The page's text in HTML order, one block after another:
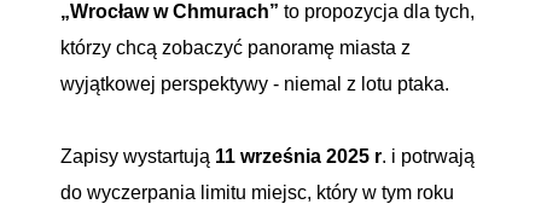
„Wrocław w Chmurach” to propozycja dla tych,
którzy chcą zobaczyć panoramę miasta z
wyjątkowej perspektywy - niemal z lotu ptaka.
Zapisy wystartują 11 września 2025 r. i potrwają
do wyczerpania limitu miejsc, który w tym roku